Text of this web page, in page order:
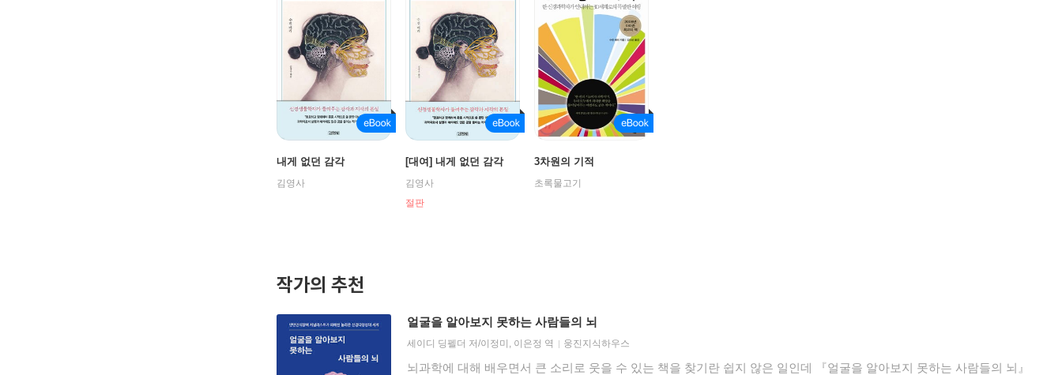
내게 없던 감각
김영사
[대여] 내게 없던 감각
김영사
절판
3차원의 기적
초록물고기
작가의 추천
얼굴을 알아보지 못하는 사람들의 뇌
세이디 딩펠더 저/이정미 , 이은정 역 웅진지식하우스
뇌과학에 대해 배우면서 큰 소리로 웃을 수 있는 책을 찾기란 쉽지 않은 일인데 『얼굴을 알아보지 못하는 사람들의 뇌』